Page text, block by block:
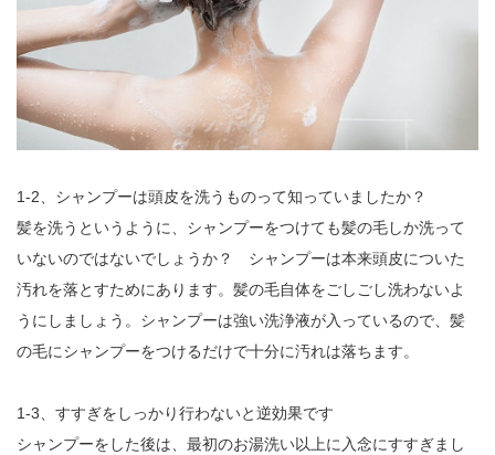
1-2、シャンプーは頭皮を洗うものって知っていましたか？
髪を洗うというように、シャンプーをつけても髪の毛しか洗って
いないのではないでしょうか？ シャンプーは本来頭皮についた
汚れを落とすためにあります。髪の毛自体をごしごし洗わないよ
うにしましょう。シャンプーは強い洗浄液が入っているので、髪
の毛にシャンプーをつけるだけで十分に汚れは落ちます。
1-3、すすぎをしっかり行わないと逆効果です
シャンプーをした後は、最初のお湯洗い以上に入念にすすぎまし